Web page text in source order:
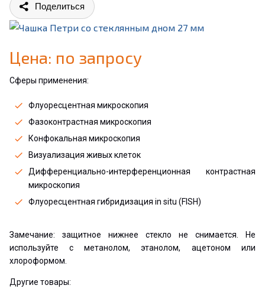
Поделиться
Цена: по запросу
Сферы применения:
Флуоресцентная микроскопия
Фазоконтрастная микроскопия
Конфокальная микроскопия
Визуализация живых клеток
Дифференциально-интерференционная контрастная
микроскопия
Флуоресцентная гибридизация in situ (FISH)
Замечание: защитное нижнее стекло не снимается. Не
используйте с метанолом, этанолом, ацетоном или
хлороформом.
Другие товары: